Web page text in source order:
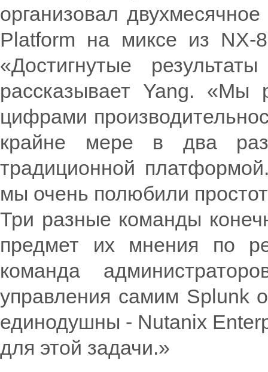
организовал
Platform на миксе из
«Достигнутые
рассказывает Yang. «Мы
цифрами
крайне мере в два
традиционной
мы очень полюбили
Три разные команды
предмет их мнения по
команда
управления самим Splunk
единодушны - Nutanix
для этой задачи.»